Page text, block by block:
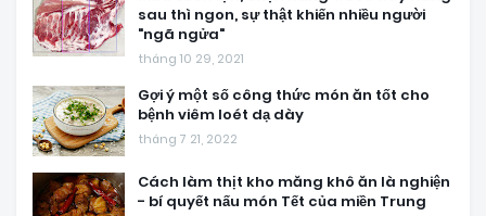
sau thì ngon, sự thật khiến nhiều người
"ngã ngửa"
tháng 10 29, 2021
Gợi ý một số công thức món ăn tốt cho
bệnh viêm loét dạ dày
tháng 7 21, 2022
Cách làm thịt kho măng khô ăn là nghiện
- bí quyết nấu món Tết của miền Trung